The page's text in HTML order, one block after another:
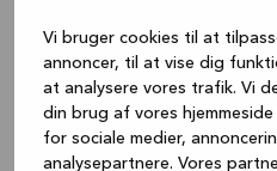
Vi bruger cookies til at
annoncer, til at vise dig
at analysere vores trafik. Vi
din brug af vores
for sociale medier,
analysepartnere. Vores